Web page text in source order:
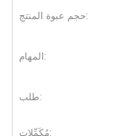
حجم عبوة المنتج:
المهام:
طلب: